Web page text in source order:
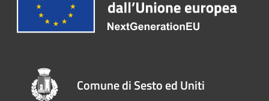
Comune di Sesto ed Uniti